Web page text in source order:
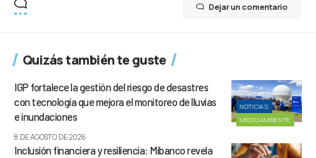
Dejar un comentario
Quizás también te guste
NOTICIAS
MEDIOAMBIENTE
IGP fortalece la gestión del riesgo de desastres
con tecnología que mejora el monitoreo de lluvias
e inundaciones
8 DE AGOSTO DE 2026
Inclusión financiera y resiliencia: Mibanco revela